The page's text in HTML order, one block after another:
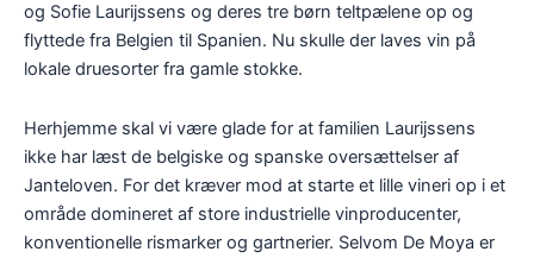
og Sofie Laurijssens og deres tre børn teltpælene op og
flyttede fra Belgien til Spanien. Nu skulle der laves vin på
lokale druesorter fra gamle stokke.
Herhjemme skal vi være glade for at familien Laurijssens
ikke har læst de belgiske og spanske oversættelser af
Janteloven. For det kræver mod at starte et lille vineri op i et
område domineret af store industrielle vinproducenter,
konventionelle rismarker og gartnerier. Selvom De Moya er